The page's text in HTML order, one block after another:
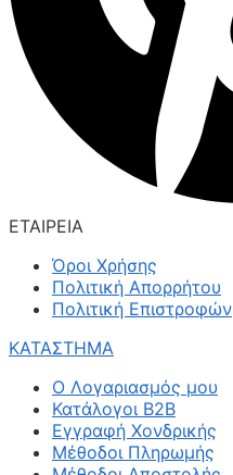
ΕΤΑΙΡΕΙΑ
Όροι Χρήσης
Πολιτική Απορρήτου
Πολιτική Επιστροφών
ΚΑΤΑΣΤΗΜΑ
Ο Λογαριασμός μου
Κατάλογοι B2B
Εγγραφή Χονδρικής
Μέθοδοι Πληρωμής